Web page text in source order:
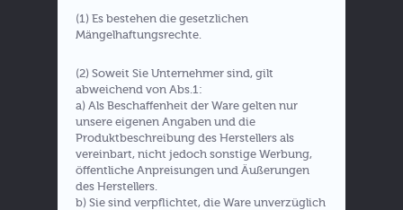
(1) Es bestehen die gesetzlichen
Mängelhaftungsrechte.
(2) Soweit Sie Unternehmer sind, gilt
abweichend von Abs.1:
a) Als Beschaffenheit der Ware gelten nur
unsere eigenen Angaben und die
Produktbeschreibung des Herstellers als
vereinbart, nicht jedoch sonstige Werbung,
öffentliche Anpreisungen und Äußerungen
des Herstellers.
b) Sie sind verpflichtet, die Ware unverzüglich